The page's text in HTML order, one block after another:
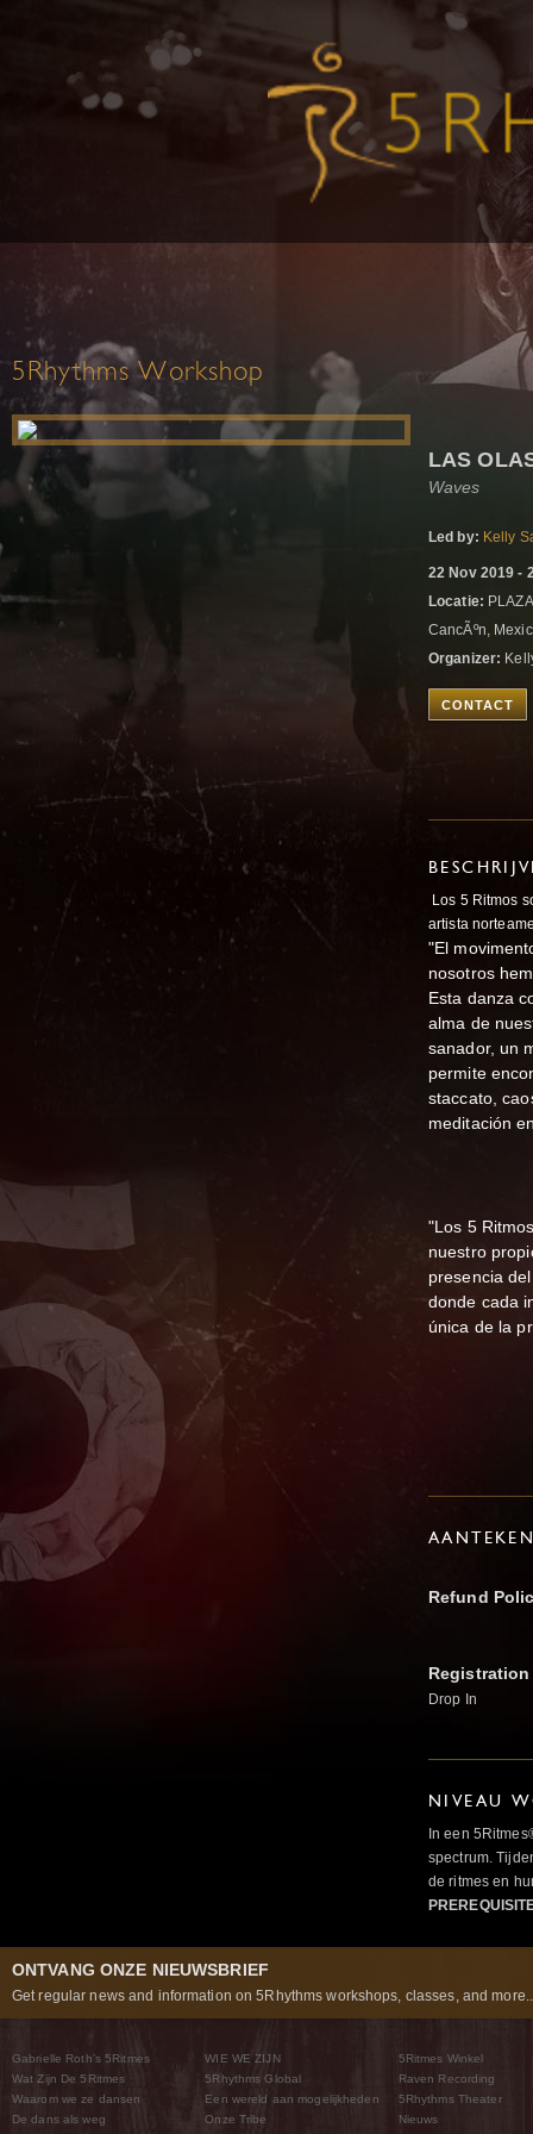
5Rhythms Workshop
LAS
Waves
Led by: Kelly
22 Nov 2019 -
Locatie:
CancÃºn,
Organizer:
CONTACT
Los 5 Ritmos
artista
"El
nosotros
Esta danza
alma de
sanador, un
permite
staccato,
meditación
"Los 5
nuestro
presencia
donde cada
única de la
Refund
Drop In
NIVEAU
In een
spectrum.
de ritmes en
ONTVANG ONZE NIEUWSBRIEF
Get regular news and information on 5Rhythms workshops, classes, and
Gabrielle Roth’s 5Ritmes
Wat Zijn De 5Ritmes
Waarom we ze dansen
De dans als weg
WIE WE ZIJN
5Rhythms Global
Een wereld aan mogelijkheden
Onze Tribe
5Ritmes Winkel
Raven Recording
5Rhythms Theater
Nieuws